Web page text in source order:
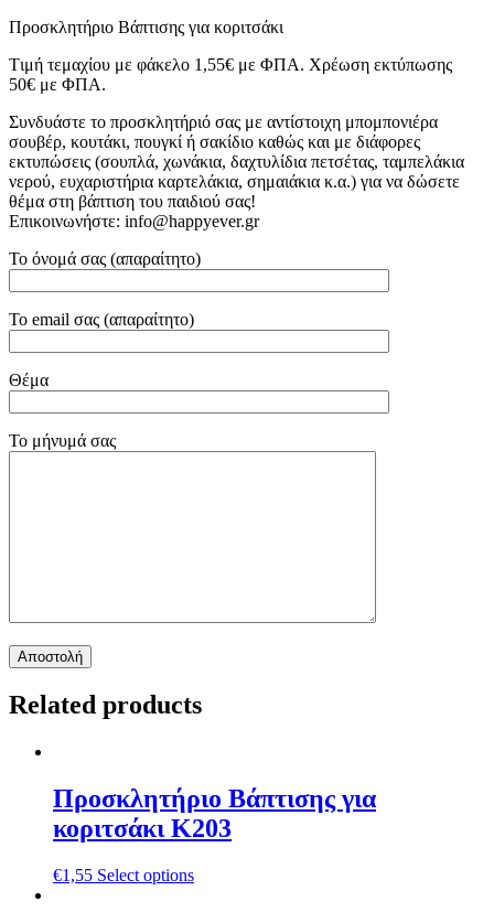
Προσκλητήριο Βάπτισης για κοριτσάκι
Tιμή τεμαχίου με φάκελο 1,55€ με ΦΠΑ. Χρέωση εκτύπωσης
50€ με ΦΠΑ.
Συνδυάστε το προσκλητήριό σας με αντίστοιχη μπομπονιέρα
σουβέρ, κουτάκι, πουγκί ή σακίδιο καθώς και με διάφορες
εκτυπώσεις (σουπλά, χωνάκια, δαχτυλίδια πετσέτας, ταμπελάκια
νερού, ευχαριστήρια καρτελάκια, σημαιάκια κ.α.) για να δώσετε
θέμα στη βάπτιση του παιδιού σας!
Επικοινωνήστε: info@happyever.gr
Το όνομά σας (απαραίτητο)
Το email σας (απαραίτητο)
Θέμα
Το μήνυμά σας
Related products
Προσκλητήριο Βάπτισης για
κοριτσάκι Κ203
€1,55 Select options